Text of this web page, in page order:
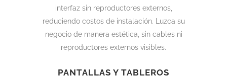
interfaz sin reproductores externos,
reduciendo costos de instalación. Luzca su
negocio de manera estética, sin cables ni
reproductores externos visibles.
PANTALLAS Y TABLEROS